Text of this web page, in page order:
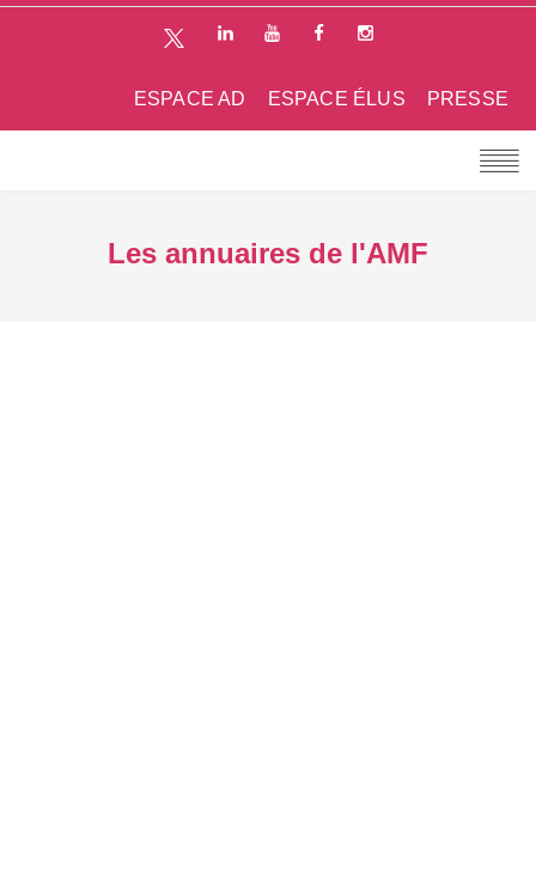
PRESSE
ESPACE ÉLUS
ESPACE AD
Les annuaires de l'AMF